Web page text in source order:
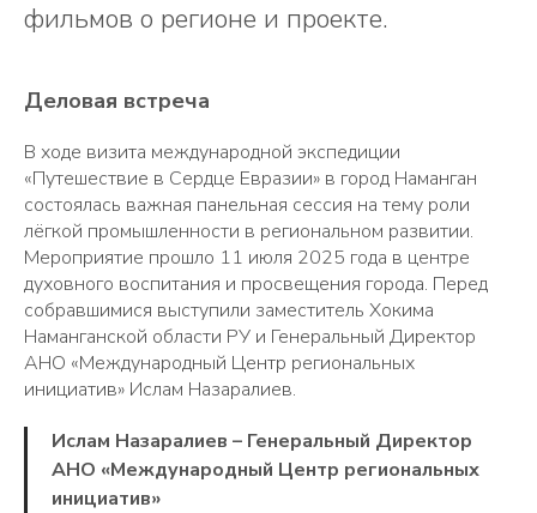
фильмов о регионе и проекте.
Деловая встреча
В ходе визита международной экспедиции
«Путешествие в Сердце Евразии» в город Наманган
состоялась важная панельная сессия на тему роли
лёгкой промышленности в региональном развитии.
Мероприятие прошло 11 июля 2025 года в центре
духовного воспитания и просвещения города. Перед
собравшимися выступили заместитель Хокима
Наманганской области РУ и Генеральный Директор
АНО «Международный Центр региональных
инициатив» Ислам Назаралиев.
Ислам Назаралиев – Генеральный Директор
АНО «Международный Центр региональных
инициатив»